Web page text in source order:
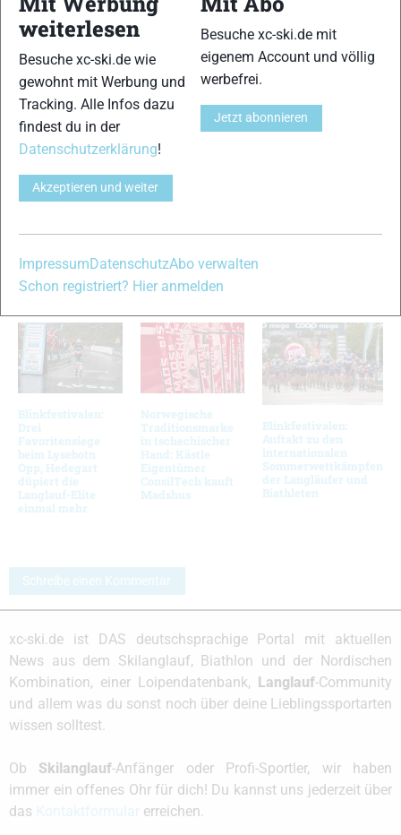
neuen Serie Ski Classics geworden, zu der auch weitere
große Läufe wie der Vasalauf, der Marcialonga, der
Birkebeiner, der König-Ludwig-Lauf und das Norefjellrennet
gehören. Die Serie verfolgt zwei Hauptideen: Die Bildung
einer Eliteserie für die größten Stars des Skilanglaufs, die
sich am Ende der Saison gemäß den Ergebnissen das
Preisgeld teilen, und die Vorbereitung eines attraktiven
internationalen Fernsehprodukts. Im Rahmen der Serie
werden auch der beste Sprinter und der beste Bergläufer, das
beste Team und der beste Wettkämpfer bis 25 Jahre belohnt.
VERWANDTE ARTIKEL
Blinkfestivalen:
Drei
Favoritensiege
beim Lysebotn
Opp, Hedegart
düpiert die
Langlauf-Elite
einmal mehr
Norwegische
Traditionsmarke
in tschechischer
Hand: Kästle
Eigentümer
ConsilTech kauft
Madshus
Blinkfestivalen:
Auftakt zu den
internationalen
Sommerwettkämpfen
der Langläufer und
Biathleten
Schreibe einen Kommentar
xc-ski.de ist DAS deutschsprachige Portal mit aktuellen
News aus dem Skilanglauf, Biathlon und der Nordischen
Kombination, einer Loipendatenbank, Langlauf-Community
und allem was du sonst noch über deine Lieblingssportarten
wissen solltest.
Ob Skilanglauf-Anfänger oder Profi-Sportler, wir haben
immer ein offenes Ohr für dich! Du kannst uns jederzeit über
das
erreichen.
weiterlesen
Besuche xc-ski.de wie
gewohnt mit Werbung und
Tracking. Alle Infos dazu
findest du in der
Datenschutzerklärung!
Akzeptieren und weiter
Besuche xc-ski.de mit
eigenem Account und völlig
werbefrei.
Jetzt abonnieren
Impressum DatenschutzAbo verwalten
Schon registriert? Hier anmelden